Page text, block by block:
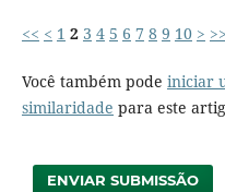
<< < 1 2 3 4 5 6 7 8 9 10 > >>
Você também pode iniciar
similaridade para este
ENVIAR SUBMISSÃO